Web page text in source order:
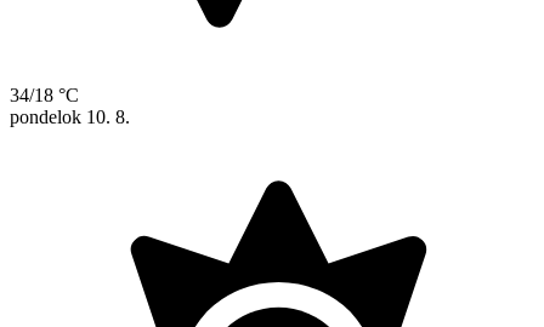
34/18 °C
pondelok 10. 8.